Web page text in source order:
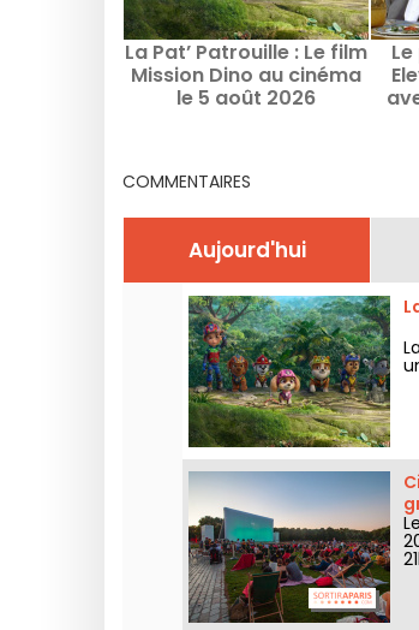
La Pat’ Patrouille : Le film
Mission Dino au cinéma
le 5 août 2026
COMMENTAIRES
Aujourd'hui